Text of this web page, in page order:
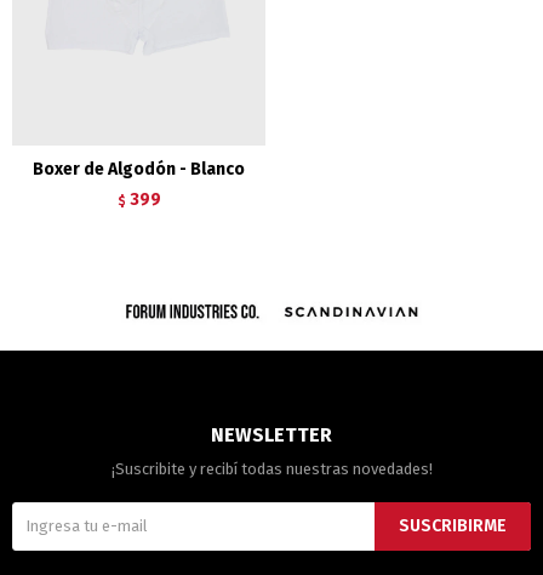
Boxer de Algodón - Blanco
$ 399
NEWSLETTER
¡Suscribite y recibí todas nuestras novedades!
SUSCRIBIRME